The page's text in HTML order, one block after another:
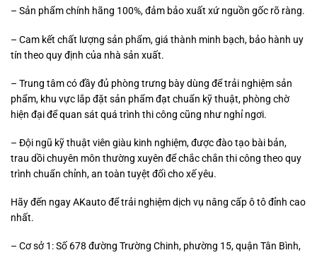
– Sản phẩm chính hãng 100%, đảm bảo xuất xứ nguồn gốc rõ ràng.
– Cam kết chất lượng sản phẩm, giá thành minh bạch, bảo hành uy
tín theo quy định của nhà sản xuất.
– Trung tâm có đầy đủ phòng trưng bày dùng để trải nghiệm sản
phẩm, khu vực lắp đặt sản phẩm đạt chuẩn kỹ thuật, phòng chờ
hiện đại để quan sát quá trình thi công cũng như nghỉ ngơi.
– Đội ngũ kỹ thuật viên giàu kinh nghiệm, được đào tạo bài bản,
trau dồi chuyên môn thường xuyên để chắc chắn thi công theo quy
trình chuẩn chỉnh, an toàn tuyệt đối cho xế yêu.
Hãy đến ngay AKauto để trải nghiệm dịch vụ nâng cấp ô tô đỉnh cao
nhất.
– Cơ sở 1: Số 678 đường Trường Chinh, phường 15, quận Tân Bình,